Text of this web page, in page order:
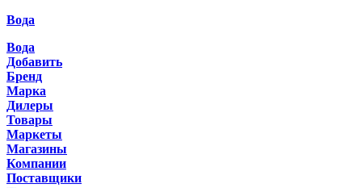
Вода
Вода
Добавить
Бренд
Марка
Дилеры
Товары
Маркеты
Магазины
Компании
Поставщики